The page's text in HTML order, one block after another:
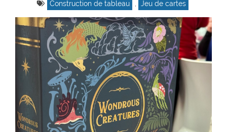
Construction de tableau , Jeu de cartes